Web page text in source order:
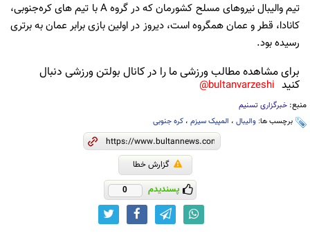
تیم والیبال نیروهای مسلح کشورمان که در گروهAبا تیم های کره‌جنوبی،
کانادا، قطر و عمان همگروه است، دیروز در اولین بازی برابر عمان به برتری
رسیده بود.
برای مشاهده مطالب ورزشی ما را در کانال بولتن ورزشی دنبال
کنید bultanvarzeshi@
منبع: خبرگزاری تسنیم
برچسب ها: والیبال ، المپیک سیزم ، کره جنوبی
گزارش خطا
پسندیدم 0